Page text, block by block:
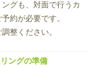
グも、対面で行うカ
約が必要です。
整ください。
ングの準備